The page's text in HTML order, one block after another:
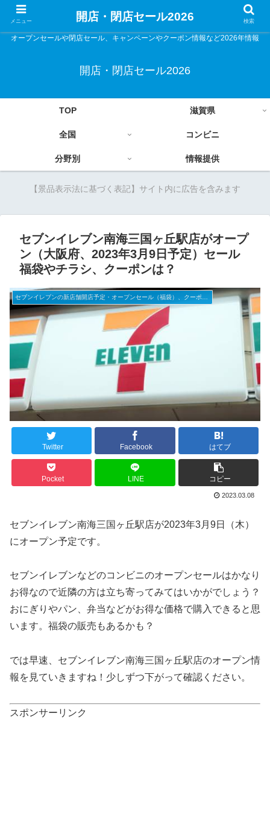
オープンセールや閉店セール、キャンペーンやクーポン情報など2026年情報
開店・閉店セール2026
TOP 滋賀県
全国 コンビニ
分野別 情報提供
【景品表示法に基づく表記】サイト内に広告を含みます
セブンイレブン南海三国ヶ丘駅店がオープ
ン（大阪府、2023年3月9日予定）セール
福袋やチラシ、クーポンは？
Twitter Facebook はてブ
Pocket LINE コピー
2023.03.08
セブンイレブン南海三国ヶ丘駅店が2023年3月9日（木）
にオープン予定です。
セブンイレブンなどのコンビニのオープンセールはかなり
お得なので近隣の方は立ち寄ってみてはいかがでしょう？
おにぎりやパン、弁当などがお得な価格で購入できると思
います。福袋の販売もあるかも？
では早速、セブンイレブン南海三国ヶ丘駅店のオープン情
報を見ていきますね！少しずつ下がって確認ください。
スポンサーリンク
メニュー 開店・閉店セール2026 検索